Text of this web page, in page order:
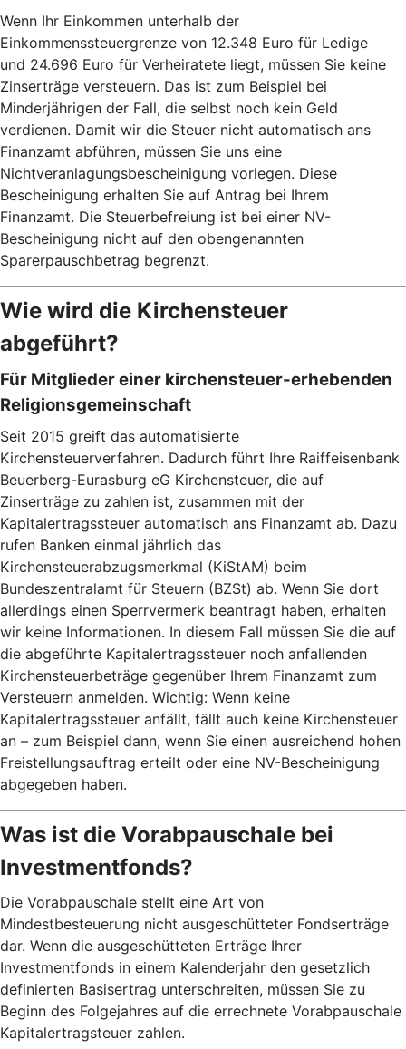
Wenn Ihr Einkommen unterhalb der
Einkommenssteuergrenze von 12.348 Euro für Ledige
und 24.696 Euro für Verheiratete liegt, müssen Sie keine
Zinserträge versteuern. Das ist zum Beispiel bei
Minderjährigen der Fall, die selbst noch kein Geld
verdienen. Damit wir die Steuer nicht automatisch ans
Finanzamt abführen, müssen Sie uns eine
Nichtveranlagungsbescheinigung vorlegen. Diese
Bescheinigung erhalten Sie auf Antrag bei Ihrem
Finanzamt. Die Steuerbefreiung ist bei einer NV-
Bescheinigung nicht auf den obengenannten
Sparerpauschbetrag begrenzt.
Wie wird die Kirchensteuer
abgeführt?
Für Mitglieder einer kirchensteuer-erhebenden
Religionsgemeinschaft
Seit 2015 greift das automatisierte
Kirchensteuerverfahren. Dadurch führt Ihre Raiffeisenbank
Beuerberg-Eurasburg eG Kirchensteuer, die auf
Zinserträge zu zahlen ist, zusammen mit der
Kapitalertragssteuer automatisch ans Finanzamt ab. Dazu
rufen Banken einmal jährlich das
Kirchensteuerabzugsmerkmal (KiStAM) beim
Bundeszentralamt für Steuern (BZSt) ab. Wenn Sie dort
allerdings einen Sperrvermerk beantragt haben, erhalten
wir keine Informationen. In diesem Fall müssen Sie die auf
die abgeführte Kapitalertragssteuer noch anfallenden
Kirchensteuerbeträge gegenüber Ihrem Finanzamt zum
Versteuern anmelden. Wichtig: Wenn keine
Kapitalertragssteuer anfällt, fällt auch keine Kirchensteuer
an – zum Beispiel dann, wenn Sie einen ausreichend hohen
Freistellungsauftrag erteilt oder eine NV-Bescheinigung
abgegeben haben.
Was ist die Vorabpauschale bei
Investmentfonds?
Die Vorabpauschale stellt eine Art von
Mindestbesteuerung nicht ausgeschütteter Fondserträge
dar. Wenn die ausgeschütteten Erträge Ihrer
Investmentfonds in einem Kalenderjahr den gesetzlich
definierten Basisertrag unterschreiten, müssen Sie zu
Beginn des Folgejahres auf die errechnete Vorabpauschale
Kapitalertragsteuer zahlen.